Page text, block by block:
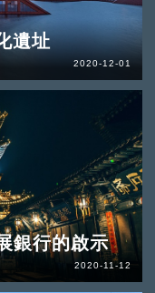
遺址
2020-12-01
銀行的啟示
2020-11-12